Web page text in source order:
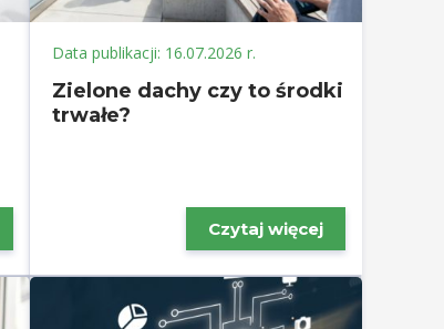
Data publikacji: 16.07.2026 r.
Zielone dachy czy to środki
trwałe?
Czytaj więcej